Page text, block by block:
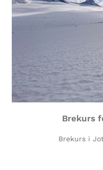
Brekurs
Brekurs i